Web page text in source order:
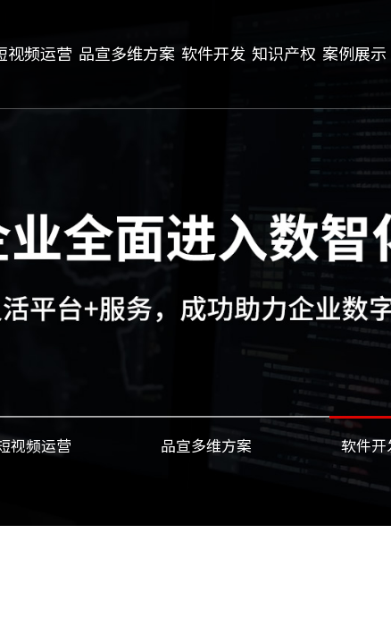
视频运营 品宣多维方案 软件开发 知识产权 案例展示
视频运营 品宣多维方案 软件开